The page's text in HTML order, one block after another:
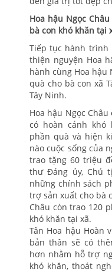
Hoa hậu Ngọc
bà con khó khăn tại
Tiếp tục hành trình
thiện nguyện Hoa
hành cùng Hoa hậu
quà cho bà con xã
Tây Ninh.
Hoa hậu Ngọc
có hoàn cảnh khó
phần quà và hiện
nào cuộc sống của
trao tặng 60 triệu
thư Đảng ủy, Chủ
những chính sách
trợ sản xuất cho bà
Châu còn trao 120
khó khăn tại xã.
Tân Hoa hậu Hoàn
bản thân sẽ có
hơn nhằm hỗ trợ
khó khăn, thoát